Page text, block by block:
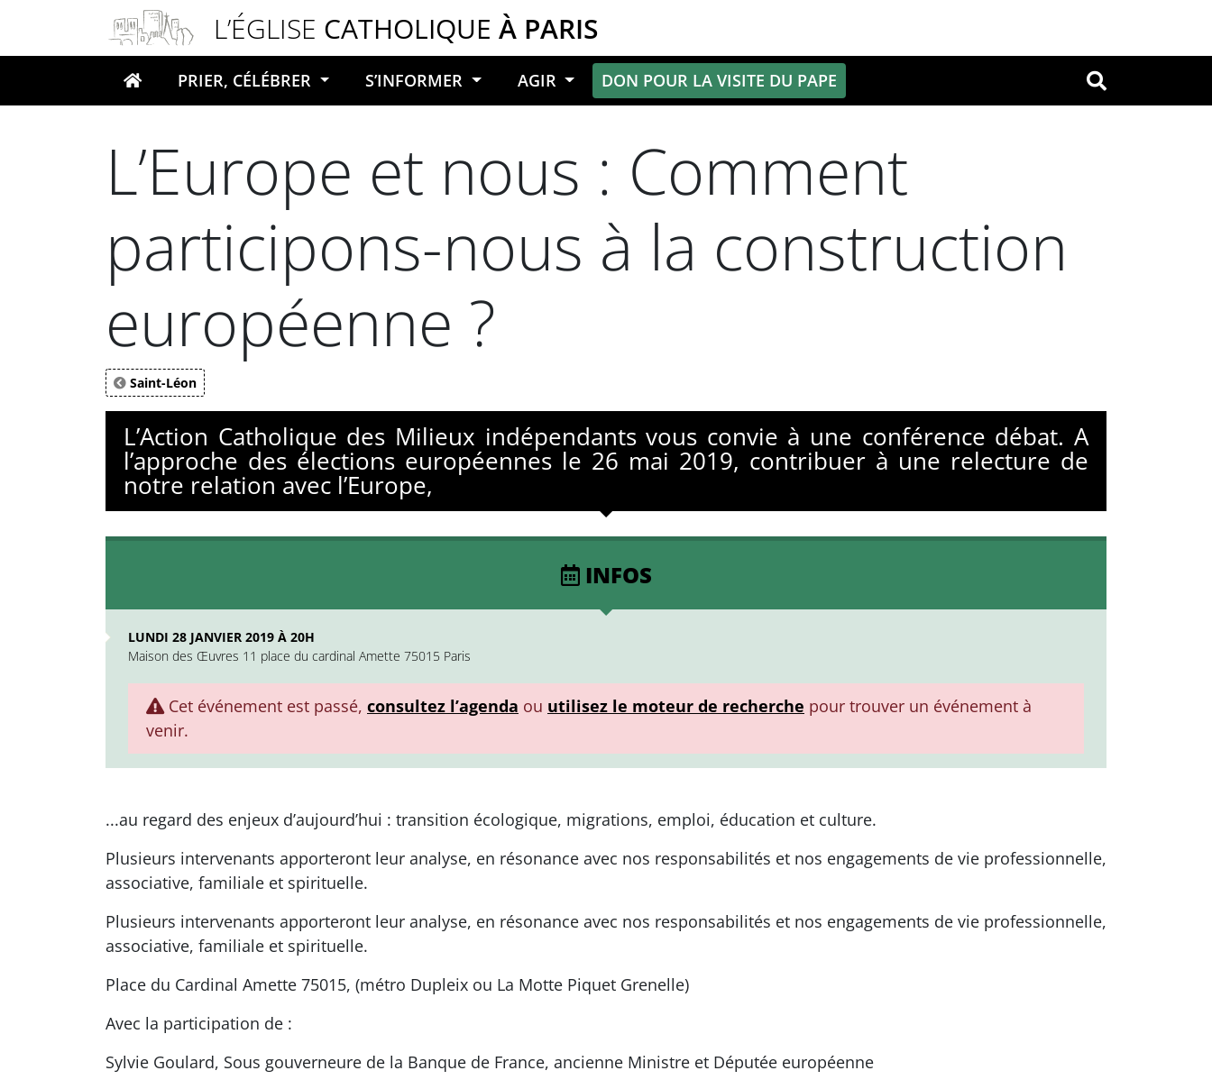
L’ÉGLISE CATHOLIQUE À PARIS
Votre recherche OK
PRIER, CÉLÉBRER S’INFORMER AGIR DON POUR LA VISITE DU PAPE
L’Europe et nous : Comment
participons-nous à la construction
européenne ?
Saint-Léon
L’Action Catholique des Milieux indépendants vous convie à une conférence débat. A
l’approche des élections européennes le 26 mai 2019, contribuer à une relecture de
notre relation avec l’Europe,
INFOS
LUNDI 28 JANVIER 2019 À 20H
Maison des Œuvres 11 place du cardinal Amette 75015 Paris
Cet événement est passé, consultez l’agenda ou utilisez le moteur de recherche pour trouver un événement à
venir.
...au regard des enjeux d’aujourd’hui : transition écologique, migrations, emploi, éducation et culture.
Plusieurs intervenants apporteront leur analyse, en résonance avec nos responsabilités et nos engagements de vie professionnelle,
associative, familiale et spirituelle.
Plusieurs intervenants apporteront leur analyse, en résonance avec nos responsabilités et nos engagements de vie professionnelle,
associative, familiale et spirituelle.
Place du Cardinal Amette 75015, (métro Dupleix ou La Motte Piquet Grenelle)
Avec la participation de :
Sylvie Goulard, Sous gouverneure de la Banque de France, ancienne Ministre et Députée européenne
Panneau de gestion des cookies